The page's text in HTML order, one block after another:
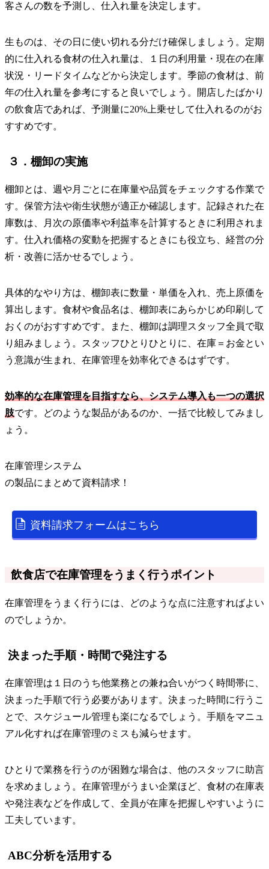
客さんの数を予測し、仕入れ量を決定します。
生ものは、その日に使い切れる分だけ確保しましょう。定期
的に仕入れる食材の仕入れ量は、１日の利用量・現在の在庫
状況・リードタイムなどから決定します。季節の食材は、前
年の仕入れ量を参考にすると良いでしょう。開店したばかり
の飲食店であれば、予測量に20%上乗せして仕入れるのがお
すすめです。
３．棚卸の実施
棚卸とは、週や月ごとに在庫量や品質をチェックする作業で
す。保管方法や衛生状態が適正か確認します。記録された在
庫数は、月次の原価率や利益率を計算するときに利用されま
す。仕入れ価格の変動を把握するときにも役立ち、経営の分
析・改善に活かせるでしょう。
具体的なやり方は、棚卸表に数量・単価を入れ、売上原価を
算出します。食材や食品名は、棚卸表にあらかじめ印刷して
おくのがおすすめです。また、棚卸は調理スタッフ全員で取
り組みましょう。スタッフひとりひとりに、在庫＝お金とい
う意識が生まれ、在庫管理を効率化できるはずです。
効率的な在庫管理を目指すなら、システム導入も一つの選択
肢です。どのような製品があるのか、一括で比較してみまし
ょう。
在庫管理システム
の製品にまとめて資料請求！
資料請求フォームはこちら
飲食店で在庫管理をうまく行うポイント
在庫管理をうまく行うには、どのような点に注意すればよい
のでしょうか。
決まった手順・時間で発注する
在庫管理は１日のうち他業務との兼ね合いがつく時間帯に、
決まった手順で行う必要があります。決まった時間に行うこ
とで、スケジュール管理も楽になるでしょう。手順をマニュ
アル化すれば在庫管理のミスも減らせます。
ひとりで業務を行うのが困難な場合は、他のスタッフに助言
を求めましょう。在庫管理がうまい企業ほど、食材の在庫表
や発注表などを作成して、全員が在庫を把握しやすいように
工夫しています。
ABC分析を活用する